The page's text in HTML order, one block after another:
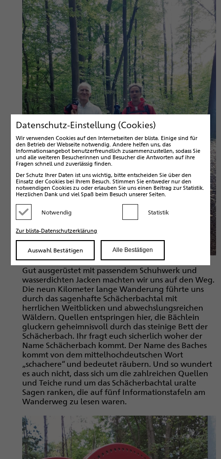
Gut ausgerüstet mit passendem Schuhwerk und
wasserdichten Jacken machten wir uns auf den Weg.
Die neun Kilometer lange Wanderung führte uns
durch das sagenhafte Schächerbachtal mit
herrlichen Weitblicken und abwechslungsreichen
Wäldern. Quellen entspringen hier, die Bächlein
gluckern geheimnisvoll durch das steinige Bett der
Schächerbach. Ihr fragt euch sicherlich woher der
Name Schächerbach kommt. Der Name des Baches
kommt von dem mittelhochdeutschen Wort
„schachere“ und bedeutet räubern. Und so wundert
es auch nicht, dass sich um die zahlreichen Quellen
und Teiche rund um das Schächerbachtal uralte
Sagen ranken, die auf fünf Informationstafeln am
Wanderweg zu lesen waren.
Datenschutz-Einstellung (Cookies)
Wir verwenden Cookies auf den Internetseiten der blista. Einige sind für
den Betrieb der Webseite notwendig. Andere helfen uns, das
Informationsangebot benutzerfreundlich zusammenzustellen, sodass Sie
und alle weiteren Besucherinnen und Besucher die Antworten auf ihre
Fragen schnell und zuverlässig finden.
Der Schutz Ihrer Daten ist uns wichtig, bitte entscheiden Sie über den
Einsatz der Cookies bei Ihrem Besuch. Stimmen Sie entweder nur den
notwendigen Cookies zu oder erlauben Sie uns einen Beitrag zur Statistik.
Herzlichen Dank und viel Spaß beim Besuch unserer Seiten.
Notwendig Statistik
Zur blista-Datenschutzerklärung
Auswahl Bestätigen Alle Bestätigen